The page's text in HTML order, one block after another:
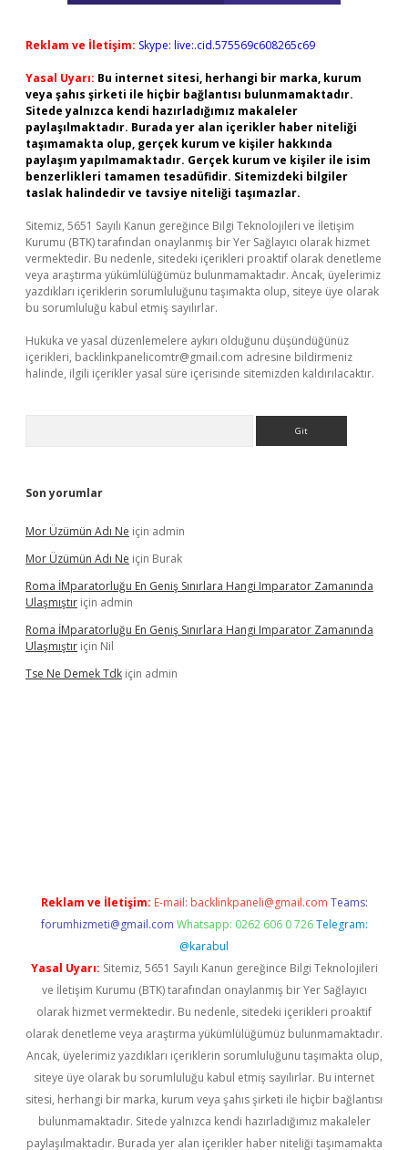
Reklam ve İletişim: Skype: live:.cid.575569c608265c69
Yasal Uyarı: Bu internet sitesi, herhangi bir marka, kurum
veya şahıs şirketi ile hiçbir bağlantısı bulunmamaktadır.
Sitede yalnızca kendi hazırladığımız makaleler
paylaşılmaktadır. Burada yer alan içerikler haber niteliği
taşımamakta olup, gerçek kurum ve kişiler hakkında
paylaşım yapılmamaktadır. Gerçek kurum ve kişiler ile isim
benzerlikleri tamamen tesadüfidir. Sitemizdeki bilgiler
taslak halindedir ve tavsiye niteliği taşımazlar.
Sitemiz, 5651 Sayılı Kanun gereğince Bilgi Teknolojileri ve İletişim
Kurumu (BTK) tarafından onaylanmış bir Yer Sağlayıcı olarak hizmet
vermektedir. Bu nedenle, sitedeki içerikleri proaktif olarak denetleme
veya araştırma yükümlülüğümüz bulunmamaktadır. Ancak, üyelerimiz
yazdıkları içeriklerin sorumluluğunu taşımakta olup, siteye üye olarak
bu sorumluluğu kabul etmiş sayılırlar.
Hukuka ve yasal düzenlemelere aykırı olduğunu düşündüğünüz
içerikleri, backlinkpanelicomtr@gmail.com adresine bildirmeniz
halinde, ilgili içerikler yasal süre içerisinde sitemizden kaldırılacaktır.
Son yorumlar
Mor Üzümün Adı Ne için admin
Mor Üzümün Adı Ne için Burak
Roma İMparatorluğu En Geniş Sınırlara Hangi Imparator Zamanında
Ulaşmıştır için admin
Roma İMparatorluğu En Geniş Sınırlara Hangi Imparator Zamanında
Ulaşmıştır için Nil
Tse Ne Demek Tdk için admin
Reklam ve İletişim: E-mail: backlinkpaneli@gmail.com Teams:
forumhizmeti@gmail.com Whatsapp: 0262 606 0 726 Telegram:
@karabul
Yasal Uyarı: Sitemiz, 5651 Sayılı Kanun gereğince Bilgi Teknolojileri
ve İletişim Kurumu (BTK) tarafından onaylanmış bir Yer Sağlayıcı
olarak hizmet vermektedir. Bu nedenle, sitedeki içerikleri proaktif
olarak denetleme veya araştırma yükümlülüğümüz bulunmamaktadır.
Ancak, üyelerimiz yazdıkları içeriklerin sorumluluğunu taşımakta olup,
siteye üye olarak bu sorumluluğu kabul etmiş sayılırlar. Bu internet
sitesi, herhangi bir marka, kurum veya şahıs şirketi ile hiçbir bağlantısı
bulunmamaktadır. Sitede yalnızca kendi hazırladığımız makaleler
paylaşılmaktadır. Burada yer alan içerikler haber niteliği taşımamakta